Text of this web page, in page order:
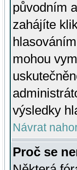
původním
zahájíte
mohou
výsledky
Návrat
Proč se